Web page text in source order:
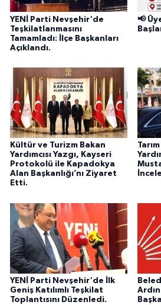
YENİ Parti Nevşehir'de
Teşkilatlanmasını
Tamamladı: İlçe Başkanları
Açıklandı.
📢
Kültür ve Turizm Bakan
Yardımcısı Yazgı, Kayseri
Protokolü ile Kapadokya
Alan Başkanlığı’nı Ziyaret
Etti.
YENİ Parti Nevşehir'de İlk
Geniş Katılımlı Teşkilat
Toplantısını Düzenledi.